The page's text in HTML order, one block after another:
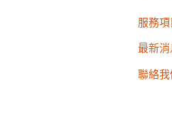
服務項
最新消
聯絡我